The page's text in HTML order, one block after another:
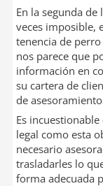
En la segunda
veces imposible,
tenencia de
nos parece que
información en
su cartera de
de
Es
legal como esta
necesario
trasladarles lo
forma adecuada